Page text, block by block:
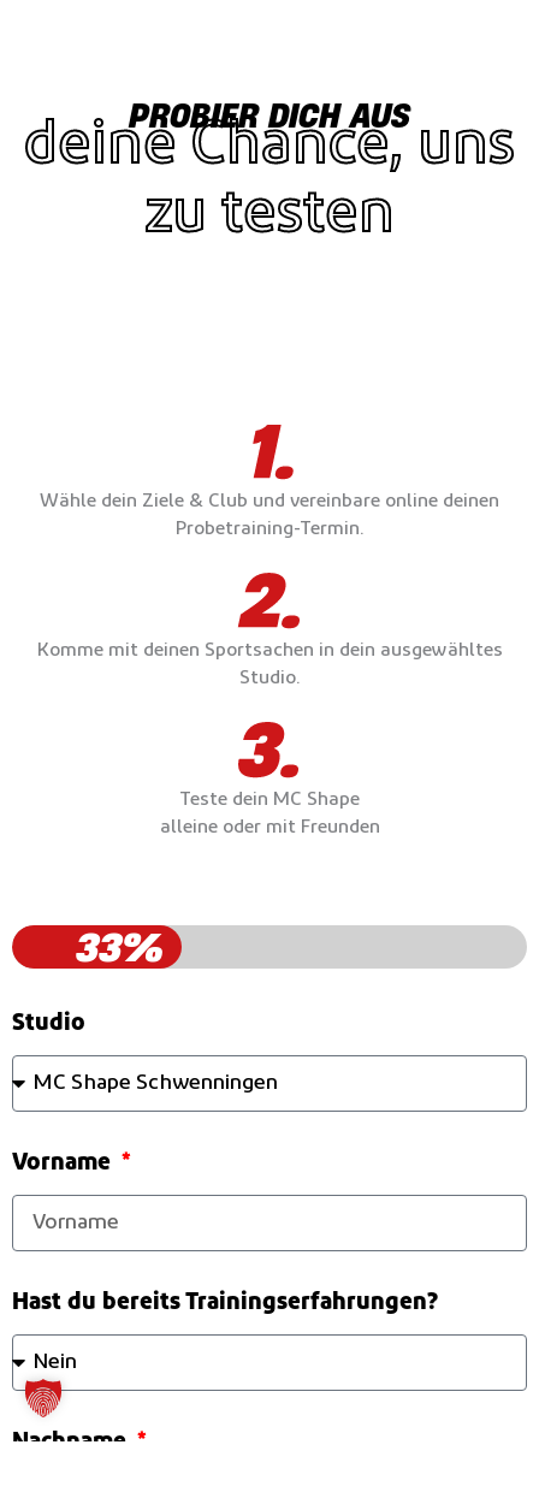
PROBIER DICH AUS
deine Chance, uns
zu testen
Wähle dein Ziele & Club und vereinbare online deinen
Probetraining-Termin.
Komme mit deinen Sportsachen in dein ausgewähltes
Studio.
Teste dein MC Shape
alleine oder mit Freunden
33%
Studio
Vorname
Hast du bereits Trainingserfahrungen?
Nachname